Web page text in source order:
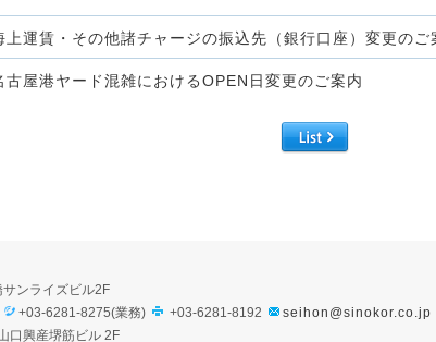
上運賃・その他諸チャージの振込先（銀行口座）変更のご
古屋港ヤード混雑におけるOPEN日変更のご案内
ンライズビル2F
+03-6281-8275(業務) +03-6281-8192
seihon@sinokor.co.jp
口興産堺筋ビル 2F